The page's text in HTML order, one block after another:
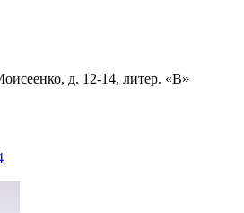
д. 12-14, литер. «В»